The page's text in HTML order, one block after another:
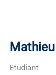
Mathieu
Etudiant